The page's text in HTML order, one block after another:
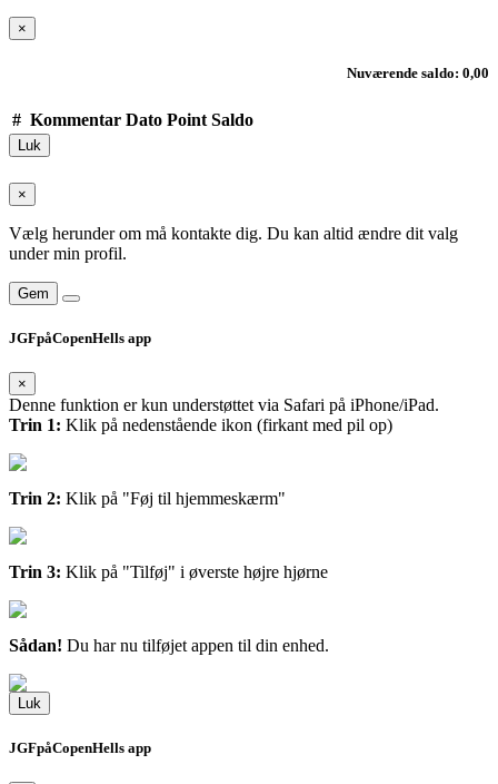
×
Nuværende saldo: 0,00
# Kommentar Dato Point Saldo
Luk
×
Vælg herunder om må kontakte dig. Du kan altid ændre dit valg
under min profil.
Gem
JGFpåCopenHells app
×
Denne funktion er kun understøttet via Safari på iPhone/iPad.
Trin 1: Klik på nedenstående ikon (firkant med pil op)
Trin 2: Klik på "Føj til hjemmeskærm"
Trin 3: Klik på "Tilføj" i øverste højre hjørne
Sådan! Du har nu tilføjet appen til din enhed.
Luk
JGFpåCopenHells app